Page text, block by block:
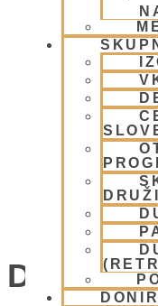
UMIK
Dogodki